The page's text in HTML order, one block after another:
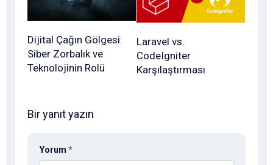
Dijital Çağın Gölgesi:
Siber Zorbalık ve
Teknolojinin Rolü
Laravel vs.
CodeIgniter
Karşılaştırması
Bir yanıt yazın
Yorum *